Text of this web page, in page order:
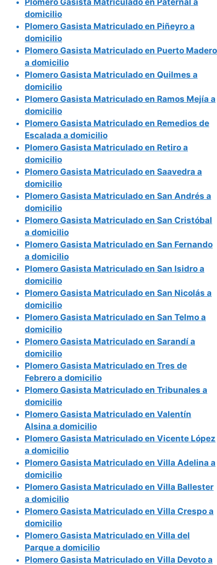
domicilio
Plomero Gasista Matriculado en Piñeyro a
domicilio
Plomero Gasista Matriculado en Puerto Madero
a domicilio
Plomero Gasista Matriculado en Quilmes a
domicilio
Plomero Gasista Matriculado en Ramos Mejía a
domicilio
Plomero Gasista Matriculado en Remedios de
Escalada a domicilio
Plomero Gasista Matriculado en Retiro a
domicilio
Plomero Gasista Matriculado en Saavedra a
domicilio
Plomero Gasista Matriculado en San Andrés a
domicilio
Plomero Gasista Matriculado en San Cristóbal
a domicilio
Plomero Gasista Matriculado en San Fernando
a domicilio
Plomero Gasista Matriculado en San Isidro a
domicilio
Plomero Gasista Matriculado en San Nicolás a
domicilio
Plomero Gasista Matriculado en San Telmo a
domicilio
Plomero Gasista Matriculado en Sarandí a
domicilio
Plomero Gasista Matriculado en Tres de
Febrero a domicilio
Plomero Gasista Matriculado en Tribunales a
domicilio
Plomero Gasista Matriculado en Valentín
Alsina a domicilio
Plomero Gasista Matriculado en Vicente López
a domicilio
Plomero Gasista Matriculado en Villa Adelina a
domicilio
Plomero Gasista Matriculado en Villa Ballester
a domicilio
Plomero Gasista Matriculado en Villa Crespo a
domicilio
Plomero Gasista Matriculado en Villa del
Parque a domicilio
Plomero Gasista Matriculado en Villa Devoto a